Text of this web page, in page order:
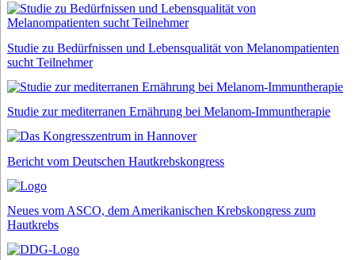
Studie zu Bedürfnissen und Lebensqualität von Melanompatienten
sucht Teilnehmer
Studie zur mediterranen Ernährung bei Melanom-Immuntherapie
Bericht vom Deutschen Hautkrebskongress
Neues vom ASCO, dem Amerikanischen Krebskongress zum
Hautkrebs